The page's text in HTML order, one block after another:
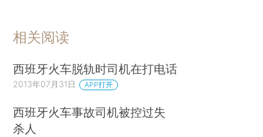
相关阅读
西班牙火车脱轨时司机在打电话
2013年07月31日 APP打开
西班牙火车事故司机被控过失
杀人